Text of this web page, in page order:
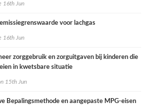
16th Jun
voor lachgas
16th Jun
zorggebruik en zorguitgaven bij kinderen die
in kwetsbare situatie
15th Jun
Bepalingsmethode en aangepaste MPG-eisen